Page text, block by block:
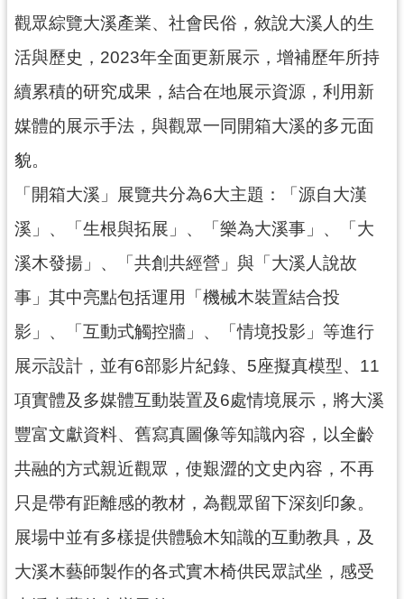
版
品
與
文
商
品
首
頁
網
站
覽
市
信
箱
桃
園
市
政
府
E
n
觀眾綜覽大溪產業、社會民俗，敘說大溪人的生
活與歷史，2023年全面更新展示，增補歷年所持
續累積的研究成果，結合在地展示資源，利用新
媒體的展示手法，與觀眾一同開箱大溪的多元面
貌。
「開箱大溪」展覽共分為6大主題：「源自大漢
溪」、「生根與拓展」、「樂為大溪事」、「大
溪木發揚」、「共創共經營」與「大溪人說故
事」其中亮點包括運用「機械木裝置結合投
影」、「互動式觸控牆」、「情境投影」等進行
展示設計，並有6部影片紀錄、5座擬真模型、11
項實體及多媒體互動裝置及6處情境展示，將大溪
豐富文獻資料、舊寫真圖像等知識內容，以全齡
共融的方式親近觀眾，使艱澀的文史內容，不再
只是帶有距離感的教材，為觀眾留下深刻印象。
展場中並有多樣提供體驗木知識的互動教具，及
大溪木藝師製作的各式實木椅供民眾試坐，感受